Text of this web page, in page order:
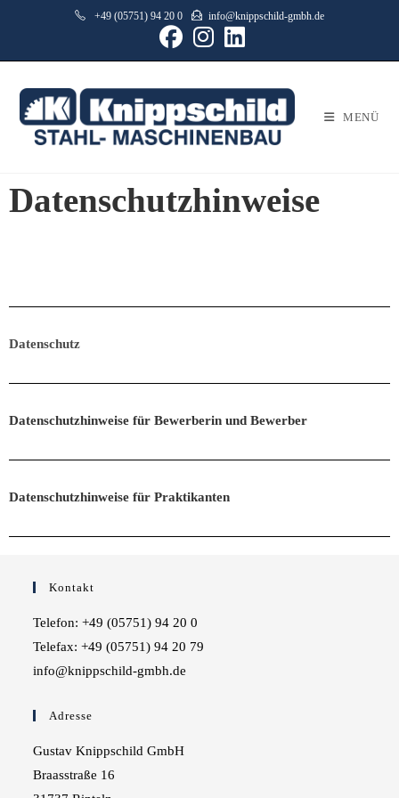
+49 (05751) 94 20 0 info@knippschild-gmbh.de
MENÜ
Datenschutzhinweise
Datenschutz
Datenschutzhinweise für Bewerberin und Bewerber
Datenschutzhinweise für Praktikanten
Kontakt
Telefon: +49 (05751) 94 20 0
Telefax: +49 (05751) 94 20 79
info@knippschild-gmbh.de
Adresse
Gustav Knippschild GmbH
Braasstraße 16